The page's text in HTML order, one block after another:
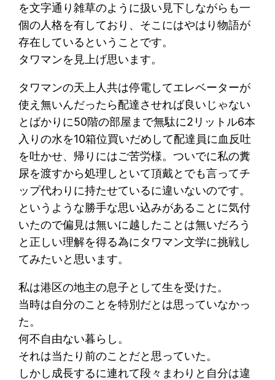
を文字通り雑草のように扱い見下しながらも一
個の人格を有しており、そこにはやはり物語が
存在しているということです。
タワマンを見上げ思います。
タワマンの天上人共は停電してエレベーターが
使え無いんだったら配達させれば良いじゃない
とばかりに50階の部屋まで無駄に2リットル6本
入りの水を10箱位買いだめして配達員に血反吐
を吐かせ、帰りにはご苦労様。ついでに私の糞
尿を渡すから処理しといて頂戴とでも言ってチ
ップ代わりに持たせているに違いないのです。
というような勝手な思い込みがあることに気付
いたので偏見は無いに越したことは無いだろう
と正しい理解を得る為にタワマン文学に挑戦し
てみたいと思います。
私は港区の地主の息子として生を受けた。
当時は自分のことを特別だとは思っていなかっ
た。
何不自由ない暮らし。
それは当たり前のことだと思っていた。
しかし成長するに連れて段々まわりと自分は違